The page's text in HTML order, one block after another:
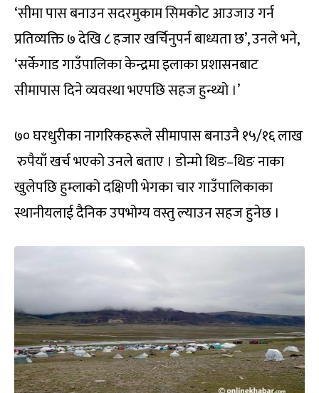
‘सीमा पास बनाउन सदरमुकाम सिमकोट आउजाउ गर्न
प्रतिव्यक्ति ७ देखि ८ हजार खर्चिनुपर्न बाध्यता छ’, उनले भने,
‘सर्केगाड गाउँपालिका केन्द्रमा इलाका प्रशासनबाट
सीमापास दिने व्यवस्था भएपछि सहज हुन्थ्यो ।’
७० घरधुरीका नागरिकहरूले सीमापास बनाउनै १५/१६ लाख
रुपैयाँ खर्च भएको उनले बताए । डोन्मो थिङ–थिङ नाका
खुलेपछि हुम्लाको दक्षिणी भेगका चार गाउँपालिकाका
स्थानीयलाई दैनिक उपभोग्य वस्तु ल्याउन सहज हुनेछ ।